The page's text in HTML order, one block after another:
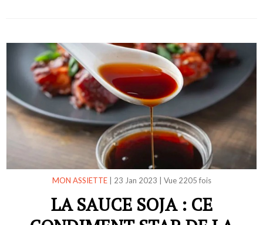
MON ASSIETTE| 23 Jan 2023 Vue 2205 fois
LA SAUCE SOJA : CE